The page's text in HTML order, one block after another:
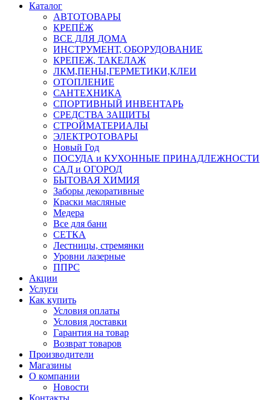
Каталог
АВТОТОВАРЫ
КРЕПЁЖ
ВСЕ ДЛЯ ДОМА
ИНСТРУМЕНТ, ОБОРУДОВАНИЕ
КРЕПЕЖ, ТАКЕЛАЖ
ЛКМ,ПЕНЫ,ГЕРМЕТИКИ,КЛЕИ
ОТОПЛЕНИЕ
САНТЕХНИКА
СПОРТИВНЫЙ ИНВЕНТАРЬ
СРЕДСТВА ЗАЩИТЫ
СТРОЙМАТЕРИАЛЫ
ЭЛЕКТРОТОВАРЫ
Новый Год
ПОСУДА и КУХОННЫЕ ПРИНАДЛЕЖНОСТИ
САД и ОГОРОД
БЫТОВАЯ ХИМИЯ
Заборы декоративные
Краски масляные
Медера
Все для бани
СЕТКА
Лестницы, стремянки
Уровни лазерные
ППРС
Акции
Услуги
Как купить
Условия оплаты
Условия доставки
Гарантия на товар
Возврат товаров
Производители
Магазины
О компании
Новости
Контакты